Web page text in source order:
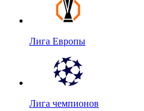
Лига Европы
Лига чемпионов